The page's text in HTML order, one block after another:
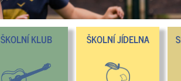
ŠKOLNÍ KLUB ŠKOLNÍ JÍDELNA